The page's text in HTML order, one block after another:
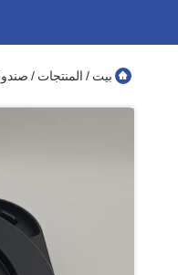
بيت / المنتجات /